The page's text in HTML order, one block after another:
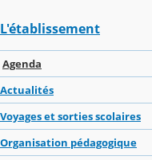
L'établissement
Agenda
Actualités
Voyages et sorties scolaires
Organisation pédagogique